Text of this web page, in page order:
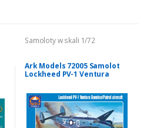
Samoloty w skali 1/72
Ark Models 72005 Samolot
Lockheed PV-1 Ventura